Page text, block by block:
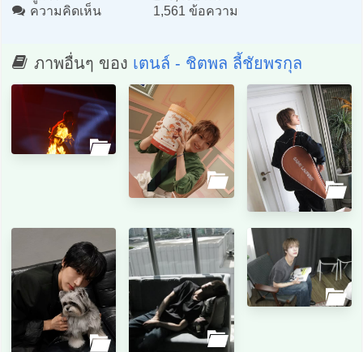
ความคิดเห็น
1,561 ข้อความ
ภาพอื่นๆ ของ เตนล์ - ชิตพล ลี้ชัยพรกุล